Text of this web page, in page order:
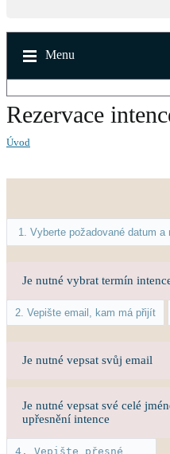
Menu
Rezervace
Úvod
Je nutné vybrat termín
Je nutné vepsat svůj email
Je nutné vepsat své celé
upřesnění intence